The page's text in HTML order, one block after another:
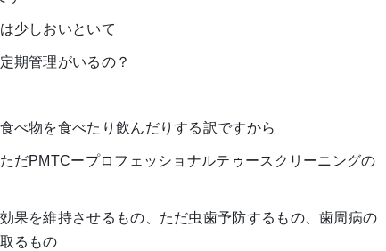
少しおいといて
期管理がいるの？
べ物を食べたり飲んだりする訳ですから
だPMTCープロフェッショナルテゥースクリーニングの
果を維持させるもの、ただ虫歯予防するもの、歯周病の
るもの